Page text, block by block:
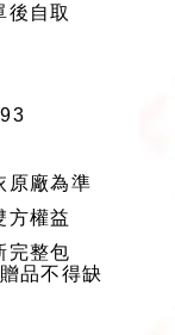
後自取
原廠為準
方權益
完整包
品不得缺